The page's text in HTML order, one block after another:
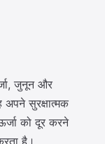
जुनून और
अपने सुरक्षात्मक
को दूर करने